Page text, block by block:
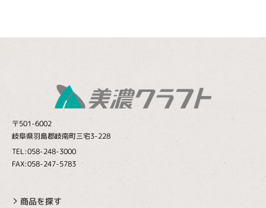
〒501-6002
岐阜県羽島郡岐南町三宅3-228
TEL:058-248-3000
FAX:058-247-5783
商品を探す